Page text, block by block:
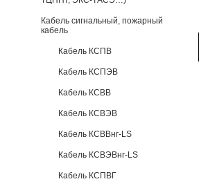
Кабель сигнальный, пожарный
кабель
Кабель КСПВ
Кабель КСПЭВ
Кабель КСВВ
Кабель КСВЭВ
Кабель КСВВнг-LS
Кабель КСВЭВнг-LS
Кабель КСПВГ